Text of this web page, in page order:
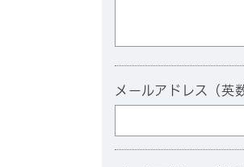
メールアドレス（英